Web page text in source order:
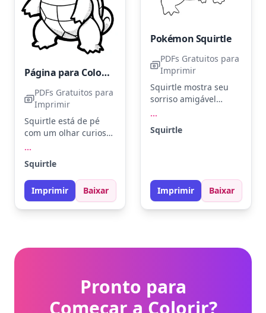
Página para Colorir do Squirtle para Imprimir
PDFs Gratuitos para
Imprimir
Squirtle está de pé
com um olhar curioso,
celeste para sua pele
e marrom claro para o
casco. Experimente
adicionar sombras
...
Squirtle
Imprimir Baixar
Pokémon Squirtle
PDFs Gratuitos para
Imprimir
Squirtle mostra seu
sorriso amigável
Use azul claro para o
suaves para um toque
especial.
...
Squirtle
Imprimir Baixar
Pronto para